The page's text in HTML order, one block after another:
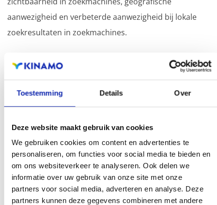
Toestemming Details Over
Deze website maakt gebruik van cookies
We gebruiken cookies om content en advertenties te
personaliseren, om functies voor social media te bieden en
om ons websiteverkeer te analyseren. Ook delen we
informatie over uw gebruik van onze site met onze
partners voor social media, adverteren en analyse. Deze
partners kunnen deze gegevens combineren met andere
aanwezigheid en verbeterde aanwezigheid bij lokale
zoekresultaten in zoekmachines.
.es
Vanaf € 18,99 / jaar